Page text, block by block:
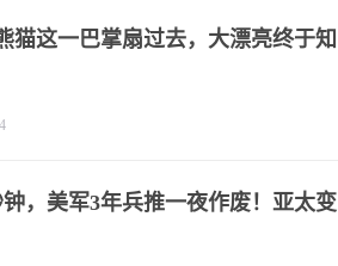
猫这一巴掌扇过去，大漂亮终于知
，美军3年兵推一夜作废！亚太变